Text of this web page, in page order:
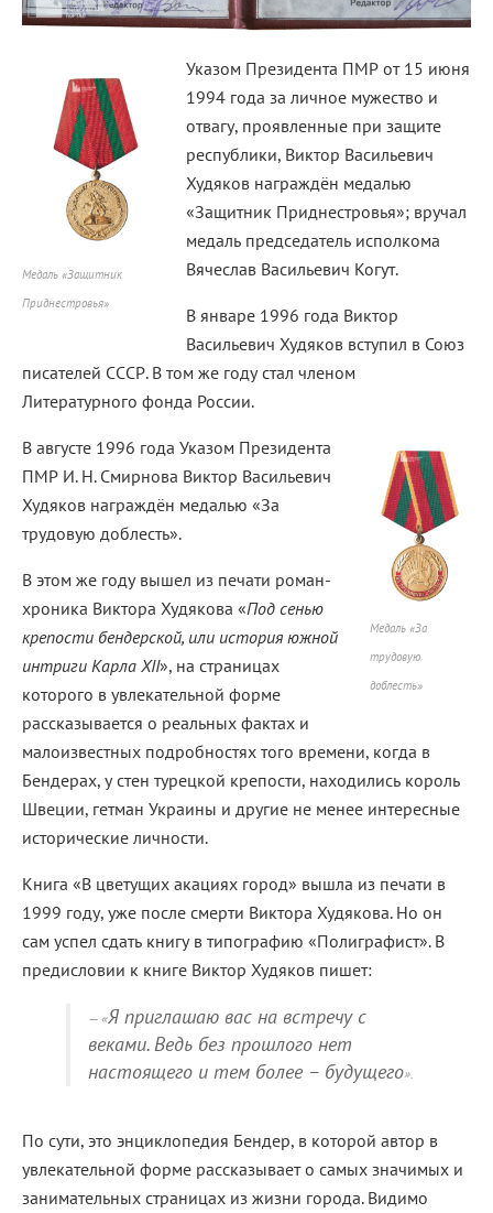
Медаль «Защитник
Приднестровья»
Указом Президента ПМР от 15 июня
1994 года за личное мужество и
отвагу, проявленные при защите
республики, Виктор Васильевич
Худяков награждён медалью
«Защитник Приднестровья»; вручал
медаль председатель исполкома
Вячеслав Васильевич Когут.
В январе 1996 года Виктор
Васильевич Худяков вступил в Союз
писателей СССР. В том же году стал членом
Литературного фонда России.
Медаль «За
трудовую
доблесть»
В августе 1996 года Указом Президента
ПМР И. Н. Смирнова Виктор Васильевич
Худяков награждён медалью «За
трудовую доблесть».
В этом же году вышел из печати роман-
хроника Виктора Худякова «Под сенью
крепости бендерской, или история южной
интриги Карла XII», на страницах
которого в увлекательной форме
рассказывается о реальных фактах и
малоизвестных подробностях того времени, когда в
Бендерах, у стен турецкой крепости, находились король
Швеции, гетман Украины и другие не менее интересные
исторические личности.
Книга «В цветущих акациях город» вышла из печати в
1999 году, уже после смерти Виктора Худякова. Но он
сам успел сдать книгу в типографию «Полиграфист». В
предисловии к книге Виктор Худяков пишет:
«Я приглашаю вас на встречу с
веками. Ведь без прошлого нет
настоящего и тем более – будущего».
По сути, это энциклопедия Бендер, в которой автор в
увлекательной форме рассказывает о самых значимых и
занимательных страницах из жизни города. Видимо